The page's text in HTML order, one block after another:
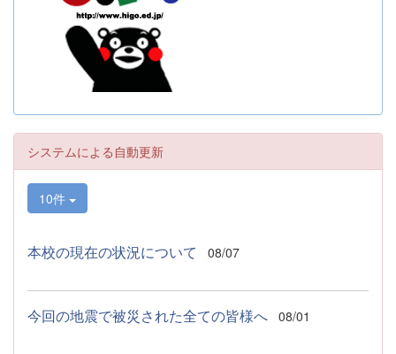
システムによる自動更新
10件
本校の現在の状況について 08/07
今回の地震で被災された全ての皆様へ 08/01